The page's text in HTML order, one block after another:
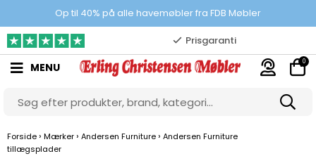
Op til 40% på alle havemøbler fra FDB Møbler
100% danskejet webshop
Prisgaranti
10.000 m2 showroom
Gratis & gode parkeringsforhold
MENU 0
Forside › Mærker › Andersen Furniture › Andersen Furniture
tillægsplader